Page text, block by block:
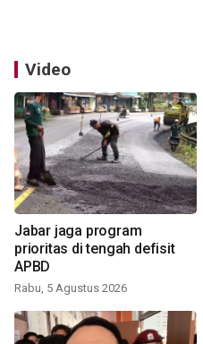
Video
Jabar jaga program
prioritas di tengah defisit
APBD
Rabu, 5 Agustus 2026